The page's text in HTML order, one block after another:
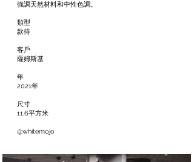
強調天然材料和中性色調。
類型
款待
客戶
薩姆斯基
年
2021年
尺寸
11.6平方米
​@whitemojo